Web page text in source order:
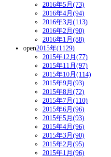
2016年5月(73)
2016年4月(94)
2016年3月(113)
2016年2月(90)
2016年1月(88)
open2015年(1129)
2015年12月(77)
2015年11月(97)
2015年10月(114)
2015年9月(93)
2015年8月(72)
2015年7月(110)
2015年6月(96)
2015年5月(93)
2015年4月(96)
2015年3月(90)
2015年2月(95)
2015年1月(96)